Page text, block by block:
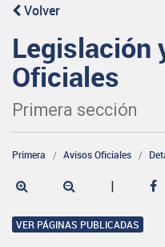
Volver
Legislación
Oficiales
Primera sección
Primera Avisos Oficiales
|
VER PÁGINAS PUBLICADAS